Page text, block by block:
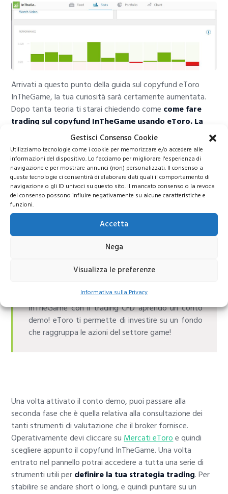
Gestisci Consenso Cookie
Utilizziamo tecnologie come i cookie per memorizzare e/o accedere alle
informazioni del dispositivo. Lo facciamo per migliorare l'esperienza di
navigazione e per mostrare annunci (non) personalizzati. Il consenso a
queste tecnologie ci consentirà di elaborare dati quali il comportamento di
navigazione o gli ID univoci su questo sito. Il mancato consenso o la revoca
del consenso possono influire negativamente su alcune caratteristiche e
funzioni.
Accetta
Nega
Visualizza le preferenze
Informativa sulla Privacy
Arrivati a questo punto della guida sul copyfund eToro
InTheGame, la tua curiosità sarà certamente aumentata.
Dopo tanta teoria ti starai chiedendo come come fare
trading sul copyfund InTheGame usando eToro. La
prima cosa da fare è aprire un conto demo eToro.
Inutile iniziare subito investendo denaro reale.E’ molto
meglio, invece, fare pratica con un conto demo e imparare,
in questo modo, a non commettere errori operativi.
Soprattutto nel caso in cui tu sia un trader principiante, ti
consiglio di fare trading sul copyfund InTheGame, usando
un conto demo eToro, Tra l’altro, la demo è offerta
Demo gratis eToro
Scopri come investire sul copyfund eToro
InTheGame con il trading CFD aprendo un conto
demo! eToro ti permette di investire su un fondo
che raggruppa le azioni del settore game!
Una volta attivato il conto demo, puoi passare alla
seconda fase che è quella relativa alla consultazione dei
tanti strumenti di valutazione che il broker fornisce.
Operativamente devi cliccare suMercati eToroe quindi
scegliere appunto il copyfund InTheGame. Una volta
entrato nel pannello potrai accedere a tutta una serie di
strumenti utili perdefinire la tua strategia trading. Per
stabilire se andare short o long, e quindi puntare su un